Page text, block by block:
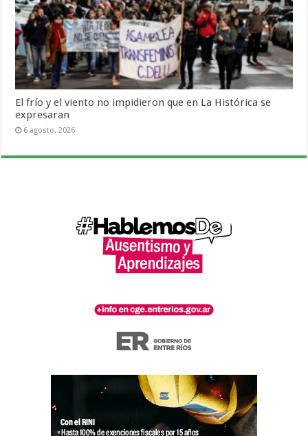
El frío y el viento no impidieron que en La Histórica se
expresaran
6 agosto, 2026